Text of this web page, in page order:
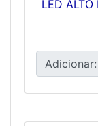
LED ALTO
Adicionar: